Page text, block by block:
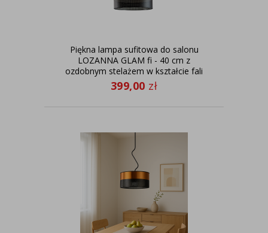
Piękna lampa sufitowa do salonu
LOZANNA GLAM fi - 40 cm z
ozdobnym stelażem w kształcie fali
399,00 zł